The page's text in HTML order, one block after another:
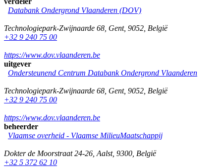
Databank Ondergrond Vlaanderen (DOV)
Technologiepark-Zwijnaarde 68 Gent, 9052 België
+32 9 240 75 00
https://www.dov.vlaanderen.be
uitgever
Ondersteunend Centrum Databank Ondergrond Vlaanderen
Technologiepark-Zwijnaarde 68 Gent, 9052 België
+32 9 240 75 00
https://www.dov.vlaanderen.be
beheerder
Vlaamse overheid - Vlaamse MilieuMaatschappij
Dokter de Moorstraat 24-26 Aalst, 9300 België
+32 5 372 62 10